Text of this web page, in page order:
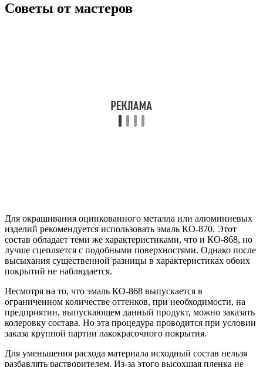
Советы от мастеров
Для окрашивания оцинкованного металла или алюминиевых
изделий рекомендуется использовать эмаль КО-870. Этот
состав обладает теми же характеристиками, что и КО-868, но
лучше сцепляется с подобными поверхностями. Однако после
высыхания существенной разницы в характеристиках обоих
покрытий не наблюдается.
Несмотря на то, что эмаль КО-868 выпускается в
ограниченном количестве оттенков, при необходимости, на
предприятии, выпускающем данный продукт, можно заказать
колеровку состава. Но эта процедура проводится при условии
заказа крупной партии лакокрасочного покрытия.
Для уменьшения расхода материала исходный состав нельзя
разбавлять растворителем. Из-за этого высохшая пленка не